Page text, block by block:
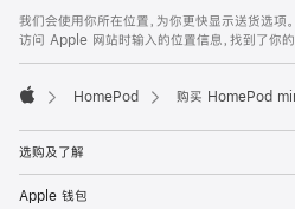
我们会使用你所在位置，为你更快显示送货选项
访问 Apple 网站时输入的位置信息，找到了你的
HomePod 购买 HomePod
选购及了解
Apple 钱包